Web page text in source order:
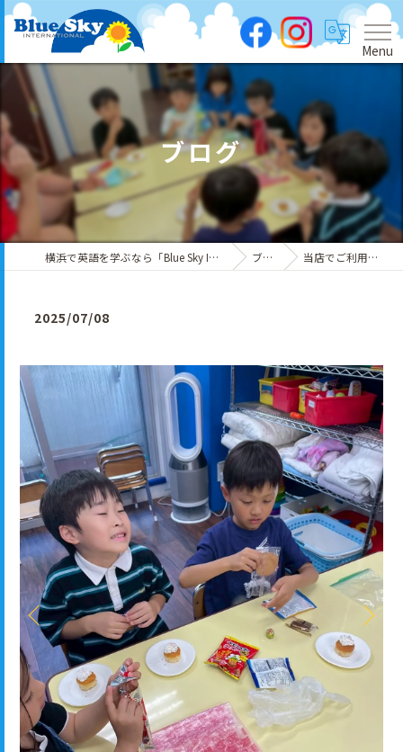
Menu
ブログ
横浜で英語を学ぶなら「Blue Sky International」 ブログ 当店でご利用いただ…
2025/07/08